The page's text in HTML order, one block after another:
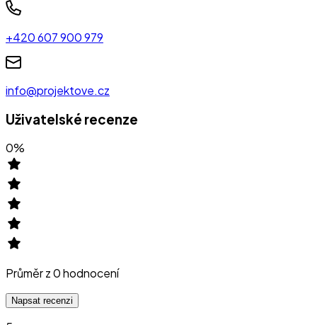
+420 607 900 979
info@projektove.cz
Uživatelské recenze
0%
Průměr z0hodnocení
Napsat recenzi